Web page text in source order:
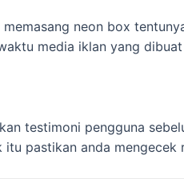
neon box
media iklan yang
testimoni pengguna
pastikan anda